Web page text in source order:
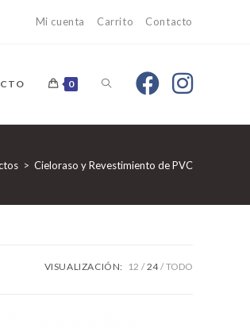
Mi cuenta Carrito Contacto
0
> Cieloraso y Revestimiento de PVC
VISUALIZACIÓN: 12 24 TODO